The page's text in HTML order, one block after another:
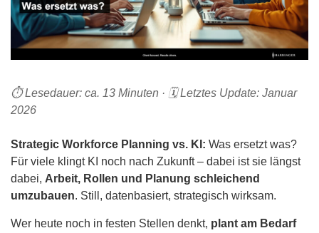
Fehlzeiten Management
HR Analytics
HR Transformation
Recruiting Strategie
Retention Management
Strategic Workforce Management
Impulse
Lassen Sie
⏱️ Lesedauer: ca. 13 Minuten · 🗓️ Letztes Update: Januar
2026
Strategic Workforce Planning vs. KI: Was ersetzt was?
Für viele klingt KI noch nach Zukunft – dabei ist sie längst
dabei, Arbeit, Rollen und Planung schleichend
umzubauen. Still, datenbasiert, strategisch wirksam.
Wer heute noch in festen Stellen denkt, plant am Bedarf